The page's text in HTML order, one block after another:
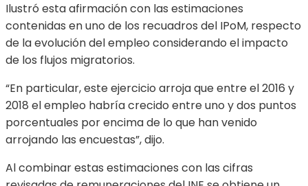
Ilustró esta afirmación con las estimaciones
contenidas en uno de los recuadros del IPoM, respecto
de la evolución del empleo considerando el impacto
de los flujos migratorios.
“En particular, este ejercicio arroja que entre el 2016 y
2018 el empleo habría crecido entre uno y dos puntos
porcentuales por encima de lo que han venido
arrojando las encuestas”, dijo.
Al combinar estas estimaciones con las cifras